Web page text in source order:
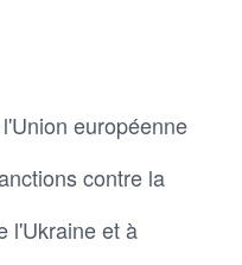
européenne
contre la
l'Ukraine et à